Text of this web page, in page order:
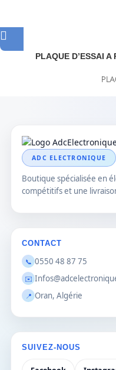
PLAQUE D’ESSAI
ADC ELECTRONIQUE
Boutique spécialisée en
compétitifs et une
CONTACT
📞 0550 48 87 75
✉️
📍 Oran, Algérie
SUIVEZ-NOUS